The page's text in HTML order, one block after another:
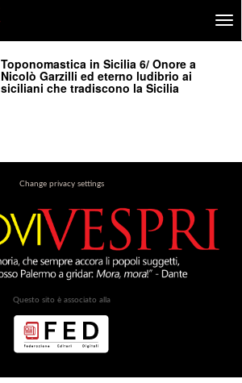
Toponomastica in Sicilia 6/ Onore a
Nicolò Garzilli ed eterno ludibrio ai
siciliani che tradiscono la Sicilia
Change privacy settings
Questo sito è associato alla